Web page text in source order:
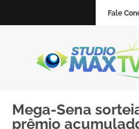
Fale
Mega-Sena
prêmio